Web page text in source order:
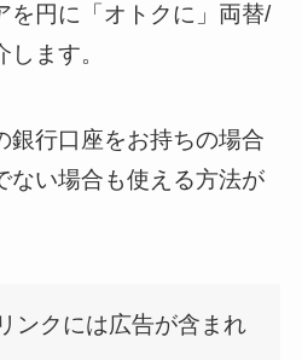
を円に「オトクに」両替/
ます。
銀行口座をお持ちの場合
ない場合も使える方法が
ンクには広告が含まれ